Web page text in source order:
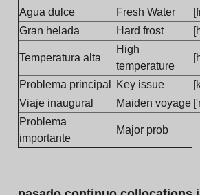
Agua dulce
Fresh Water
Gran helada
Hard frost
Temperatura alta
High
temperature
Problema principal Key issue
Viaje inaugural
Maiden voyage
Problema
importante
Major prob